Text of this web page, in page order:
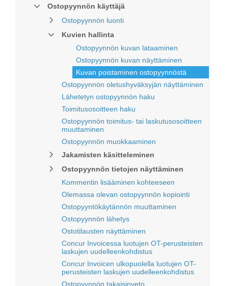
Ostopyynnön käyttäjä
Ostopyynnön luonti
Kuvien hallinta
Ostopyynnön kuvan lataaminen
Ostopyynnön kuvan näyttäminen
Kuvan poistaminen ostopyynnöstä
Ostopyynnön oletushyväksyjän näyttäminen
Lähetetyn ostopyynnön haku
Toimitusosoitteen haku
Ostopyynnön toimitus- tai laskutusosoitteen
muuttaminen
Ostopyynnön muokkaaminen
Jakamisten käsitteleminen
Ostopyynnön tietojen näyttäminen
Kommentin lisääminen kohteeseen
Olemassa olevan ostopyynnön kopiointi
Ostopyyntökäytännön muuttaminen
Ostopyynnön lähetys
Ostotilausten näyttäminen
Concur Invoicessa luotujen OT-perusteisten
laskujen uudelleenkohdistus
Concur Invoicen ulkopuolella luotujen OT-
perusteisten laskujen uudelleenkohdistus
Ostopyynnön takaisinveto